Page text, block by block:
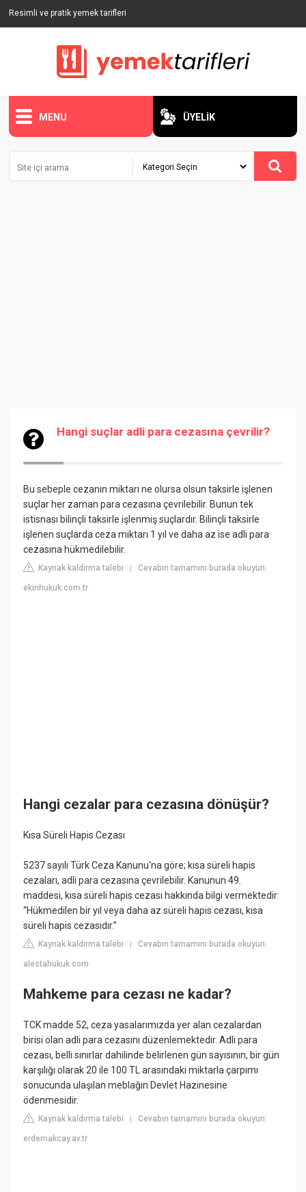
Resimli ve pratik yemek tarifleri
MENU ÜYELİK
Hangi suçlar adli para cezasına çevrilir?
Bu sebeple cezanın miktarı ne olursa olsun taksirle işlenen
suçlar her zaman para cezasına çevrilebilir. Bunun tek
istisnası bilinçli taksirle işlenmiş suçlardır. Bilinçli taksirle
işlenen suçlarda ceza miktarı 1 yıl ve daha az ise adli para
cezasına hükmedilebilir.
Kaynak kaldırma talebi |Cevabın tamamını burada okuyun:
ekinhukuk.com.tr
Hangi cezalar para cezasına dönüşür?
Kısa Süreli Hapis Cezası
5237 sayılı Türk Ceza Kanunu'na göre; kısa süreli hapis
cezaları, adli para cezasına çevrilebilir. Kanunun 49.
maddesi, kısa süreli hapis cezası hakkında bilgi vermektedir:
“Hükmedilen bir yıl veya daha az süreli hapis cezası, kısa
süreli hapis cezasıdır.”
Kaynak kaldırma talebi |Cevabın tamamını burada okuyun:
alestahukuk.com
Mahkeme para cezası ne kadar?
TCK madde 52, ceza yasalarımızda yer alan cezalardan
birisi olan adli para cezasını düzenlemektedir. Adli para
cezası, belli sınırlar dahilinde belirlenen gün sayısının, bir gün
karşılığı olarak 20 ile 100 TL arasındaki miktarla çarpımı
sonucunda ulaşılan meblağın Devlet Hazinesine
ödenmesidir.
Kaynak kaldırma talebi |Cevabın tamamını burada okuyun:
erdemakcay.av.tr